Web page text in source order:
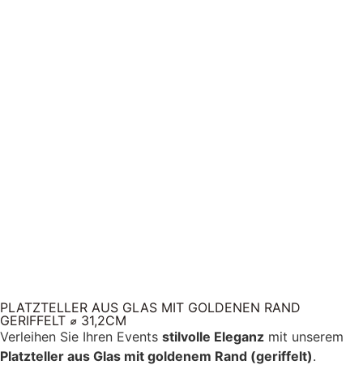
PLATZTELLER AUS GLAS MIT GOLDENEN RAND
GERIFFELT ⌀ 31,2CM
Verleihen Sie Ihren Events stilvolle Eleganz mit unserem
Platzteller aus Glas mit goldenem Rand (geriffelt).